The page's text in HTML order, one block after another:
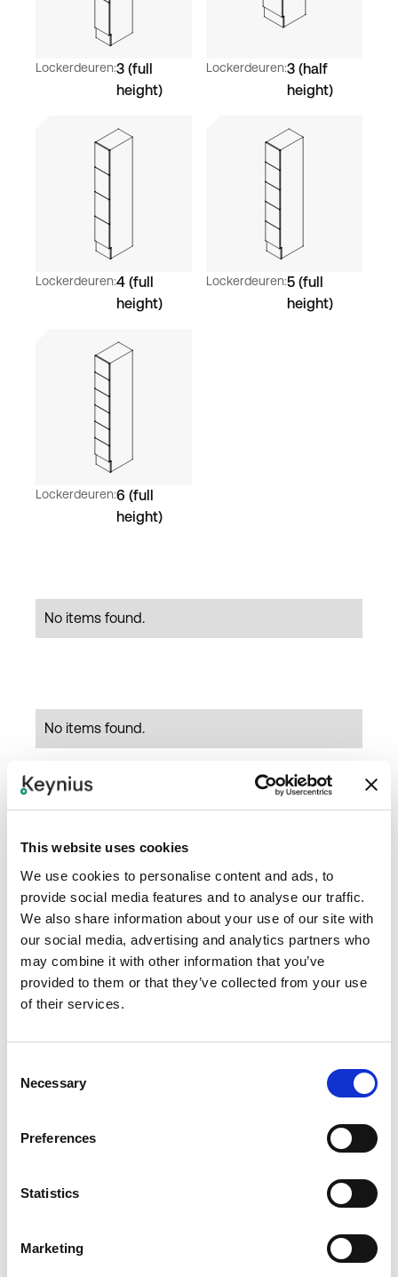
This website uses cookies
We use cookies to personalise content and ads, to
provide social media features and to analyse our traffic.
We also share information about your use of our site with
our social media, advertising and analytics partners who
may combine it with other information that you’ve
provided to them or that they’ve collected from your use
of their services.
Selection
Necessary
Preferences
Statistics
Marketing
Lockerdeuren:3 (full
height)
Lockerdeuren:3 (half
height)
Lockerdeuren:4 (full
height)
Lockerdeuren:5 (full
height)
Lockerdeuren:6 (full
height)
No items found.
No items found.
Additional Shelves
Vergroot de
organisatie met duurzame
Height Adjustable
compartiment met in